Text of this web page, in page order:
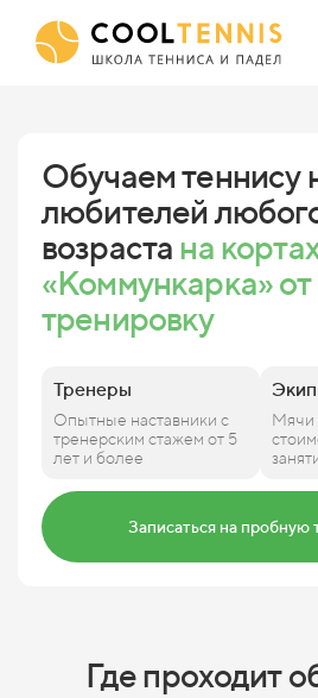
Обучаем теннису
любителей
возраста на
«Коммункарка»
тренировку
Тренеры
Опытные наставники с
тренерским стажем от 5
лет и более
Мячи
Записаться на пробную
Где проходит